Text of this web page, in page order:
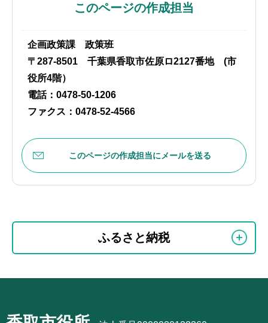
このページの作成担当
企画政策課 政策班
〒287-8501 千葉県香取市佐原ロ2127番地 (市
役所4階）
電話：0478-50-1206
ファクス：0478-52-4566
このページの作成担当にメールを送る
こ
ビ
ー
ふるさと納税
ナ